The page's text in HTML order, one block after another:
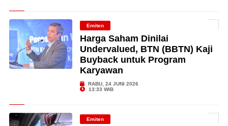
Emiten
Harga Saham Dinilai
Undervalued, BTN (BBTN) Kaji
Buyback untuk Program
Karyawan
RABU, 24 JUNI 2026
13:33 WIB
Emiten